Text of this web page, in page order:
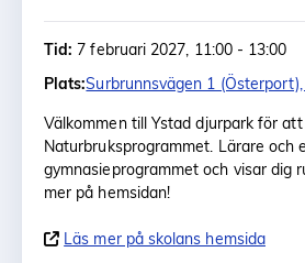
Tid: 7 februari 2027, 11:00 - 13:00
Plats:Surbrunnsvägen 1
Välkommen till Ystad djurpark för
Naturbruksprogrammet. Lärare och
gymnasieprogrammet och visar dig
mer på hemsidan!
Läs mer på skolans hemsida